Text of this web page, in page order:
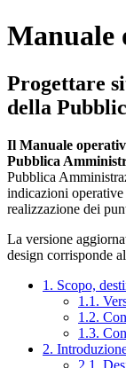
Manuale
Progettare
della
Il Manuale
Pubblica
Pubblica
indicazioni operative
realizzazione dei
La versione
design corrisponde
1. Scopo,
1.1.
1.2.
1.3.
2.
2.1.